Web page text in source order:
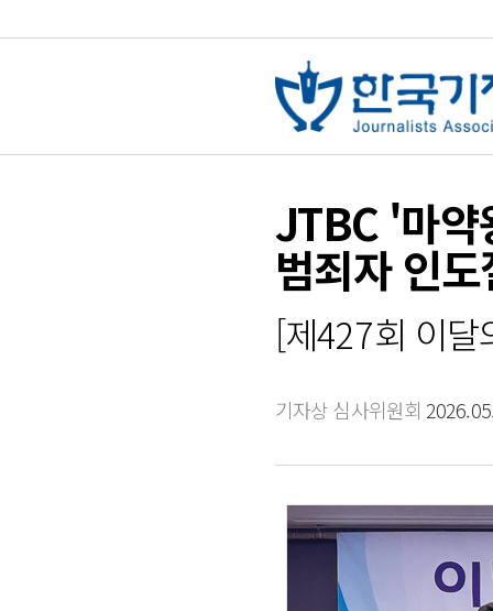
JTBC '마약
범죄자 인
[제427회 이달
기자상 심사위원회